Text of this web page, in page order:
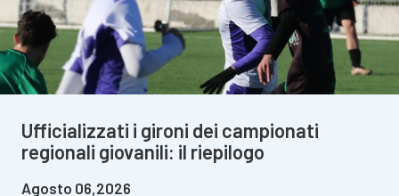
Ufficializzati i gironi dei campionati
regionali giovanili: il riepilogo
Agosto 06,2026